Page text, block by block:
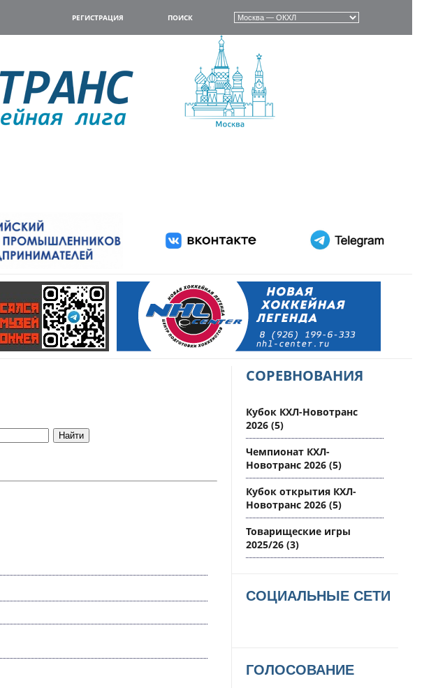
РЕГИСТРАЦИЯ ПОИСК
СОРЕВНОВАНИЯ
Кубок КХЛ-Новотранс
2026 (5)
Чемпионат КХЛ-
Новотранс 2026 (5)
Кубок открытия КХЛ-
Новотранс 2026 (5)
Товарищеские игры
2025/26 (3)
СОЦИАЛЬНЫЕ СЕТИ
ГОЛОСОВАНИЕ